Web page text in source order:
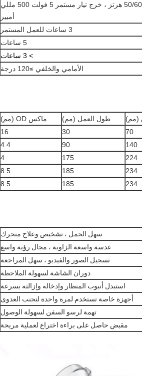
110 فولت ~ 220 فولت تيار متردد 50/60 هرتز ، خرج تيار مستمر 5 فولت 500 مللي
أمبير
3 ساعات للعمل المستمر
5 ساعات
> 3 ساعات
الأمامي والخلفي ≥120 درجة
(مم) طول العمل (مم)
ماكس OD (مم)
70
30
16
140
90
4.4
224
175
4
234
185
8.5
234
185
8.5
سهل الحمل ، تشخيص وعلاج متحرك
عدسة واسعة الزاوية ، مجال رؤية واسع
تسجيل الصور والفيديو ، سهل المراجعة
دوران الشاشة لسهولة الملاحظة
استبدل أنبوب المنظار وإدخاله وإزالته بسرعة
أجهزة خاصة تستخدم لمرة واحدة لتجنب العدوى
تهمة لرسو السفن لسهولة الوصول
مقبض حاصل على براءة اختراع لعملية مريحة